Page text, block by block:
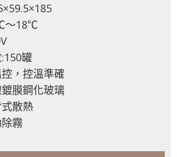
～18℃
罐
，控溫準確
膜鋼化玻璃
散熱
霧